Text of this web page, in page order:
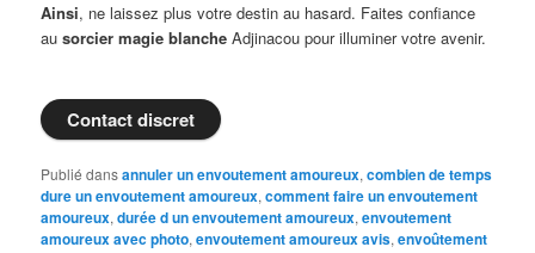
Ainsi, ne laissez plus votre destin au hasard. Faites confiance
ausorcier magie blanche Adjinacou pour illuminer votre avenir.
Contact discret
Publié dansannuler un envoutement amoureux,combien de temps
dure un envoutement amoureux,comment faire un envoutement
amoureux,durée d un envoutement amoureux,envoutement
amoureux avec photo,envoutement amoureux avis,envoûtement